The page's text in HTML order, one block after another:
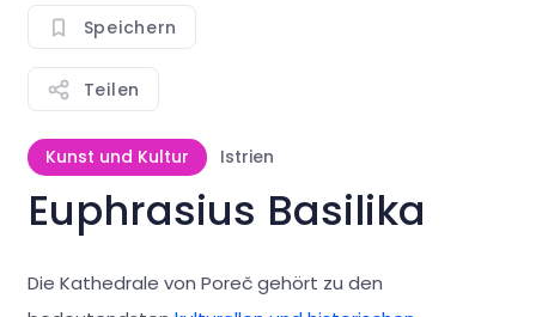
Speichern
Teilen
Kunst und Kultur Istrien
Euphrasius Basilika
Die Kathedrale von Poreč gehört zu den